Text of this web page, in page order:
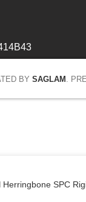
BY SAGLAM .
SPC